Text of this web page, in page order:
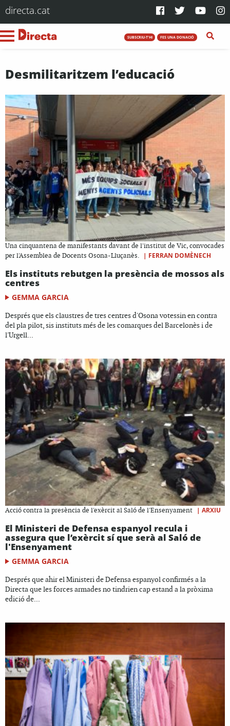
directa.cat
SUBSCRIU-T'HI FES UNA DONACIÓ
Desmilitaritzem l’educació
Una cinquantena de manifestants davant de l'institut de Vic, convocades
per l'Assemblea de Docents Osona-Lluçanès.
| FERRAN DOMÈNECH
Els instituts rebutgen la presència de mossos als
centres
GEMMA GARCIA
Després que els claustres de tres centres d'Osona votessin en contra
del pla pilot, sis instituts més de les comarques del Barcelonès i de
l'Urgell...
Acció contra la presència de l'exèrcit al Saló de l'Ensenyament | ARXIU
El Ministeri de Defensa espanyol recula i
assegura que l’exèrcit sí que serà al Saló de
l'Ensenyament
GEMMA GARCIA
Després que ahir el Ministeri de Defensa espanyol confirmés a la
Directa que les forces armades no tindrien cap estand a la pròxima
edició de...